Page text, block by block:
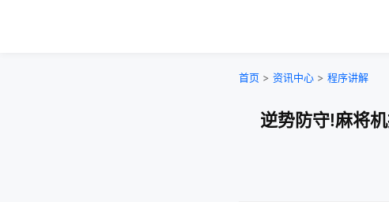
首页 > 资讯中心 > 程序讲解
逆势防守!麻将